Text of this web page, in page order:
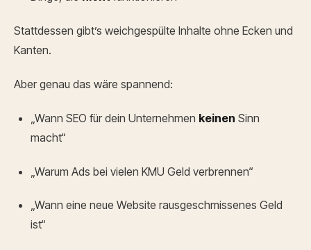
Stattdessen gibt’s weichgespülte Inhalte ohne Ecken und
Kanten.
Aber genau das wäre spannend:
„Wann SEO für dein Unternehmen keinen Sinn
macht“
„Warum Ads bei vielen KMU Geld verbrennen“
„Wann eine neue Website rausgeschmissenes Geld
ist“